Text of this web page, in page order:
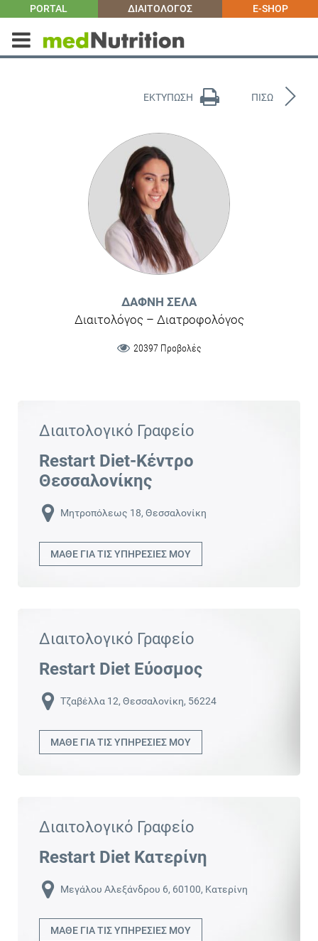
PORTAL ΔΙΑΙΤΟΛΟΓΟΣ E-SHOP
ΠΙΣΩ
ΕΚΤΥΠΩΣΗ
ΔΆΦΝΗ ΣΈΛΑ
Διαιτολόγος – Διατροφολόγος
20397 Προβολές
Διαιτολογικό Γραφείο
Restart Diet-Κέντρο
Θεσσαλονίκης
Μητροπόλεως 18, Θεσσαλονίκη
ΜΑΘΕ ΓΙΑ ΤΙΣ ΥΠΗΡΕΣΙΕΣ ΜΟΥ
Διαιτολογικό Γραφείο
Restart Diet Εύοσμος
Τζαβέλλα 12, Θεσσαλονίκη, 56224
ΜΑΘΕ ΓΙΑ ΤΙΣ ΥΠΗΡΕΣΙΕΣ ΜΟΥ
Διαιτολογικό Γραφείο
Restart Diet Κατερίνη
Μεγάλου Αλεξάνδρου 6, 60100, Κατερίνη
ΜΑΘΕ ΓΙΑ ΤΙΣ ΥΠΗΡΕΣΙΕΣ ΜΟΥ